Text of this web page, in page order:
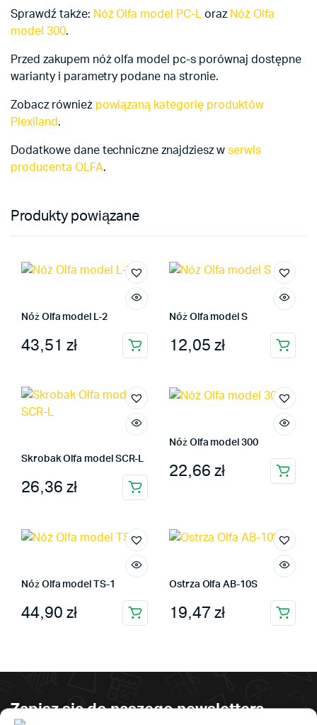
Sprawdź także: Nóż Olfa model PC-L oraz Nóż Olfa
model 300.
Przed zakupem nóż olfa model pc-s porównaj dostępne
warianty i parametry podane na stronie.
Zobacz również powiązaną kategorię produktów
Plexiland.
Dodatkowe dane techniczne znajdziesz w serwis
producenta OLFA.
Produkty powiązane
Nóż Olfa model L-2
43,51 zł
Nóż Olfa model S
12,05 zł
Skrobak Olfa model SCR-L
26,36 zł
Nóż Olfa model 300
22,66 zł
Nóż Olfa model TS-1
44,90 zł
Ostrza Olfa AB-10S
19,47 zł
Zapisz się do naszego newslettera